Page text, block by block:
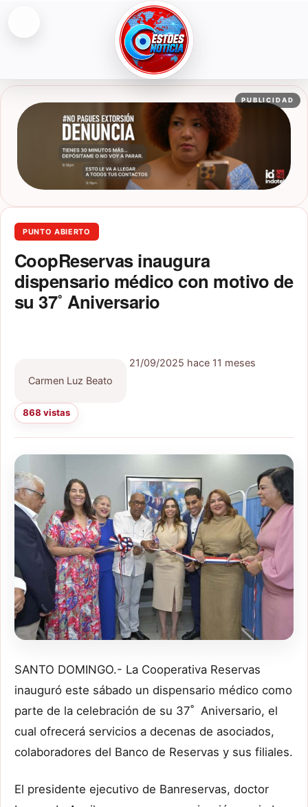
ESTOESNOTICIA|NOTICIAS
PUBLICIDAD
PUNTO ABIERTO
CoopReservas inaugura
dispensario médico con motivo de
su 37˚ Aniversario
Carmen Luz Beato
21/09/2025 hace 11 meses
868 vistas
SANTO DOMINGO.- La Cooperativa Reservas
inauguró este sábado un dispensario médico como
parte de la celebración de su 37˚ Aniversario, el
cual ofrecerá servicios a decenas de asociados,
colaboradores del Banco de Reservas y sus filiales.
El presidente ejecutivo de Banreservas, doctor